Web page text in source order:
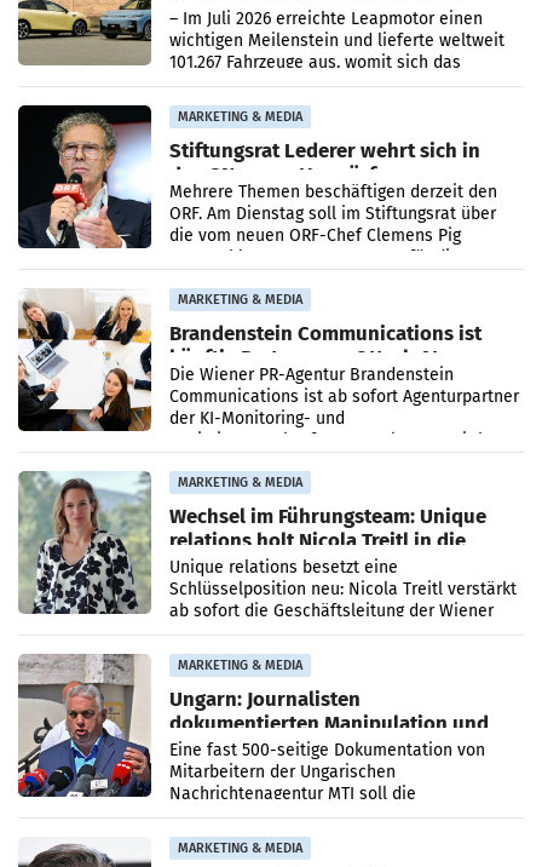
überschreitet die 100.000er-Marke
– Im Juli 2026 erreichte Leapmotor einen
wichtigen Meilenstein und lieferte weltweit
101.267 Fahrzeuge aus, womit sich das
Ergebnis gegenüber Juli 2025 mehr als
verdoppelte (+102
MARKETING & MEDIA
Stiftungsrat Lederer wehrt sich in
den SN gegen Vorwürfe
Mehrere Themen beschäftigen derzeit den
ORF. Am Dienstag soll im Stiftungsrat über
die vom neuen ORF-Chef Clemens Pig
vorgeschlagenen Besetzungen für die
MARKETING & MEDIA
Brandenstein Communications ist
künftig Partner von OtterlyAI
Die Wiener PR-Agentur Brandenstein
Communications ist ab sofort Agenturpartner
der KI-Monitoring- und
Optimierungsplattform OtterlyAI. Damit baut
MARKETING & MEDIA
Wechsel im Führungsteam: Unique
relations holt Nicola Treitl in die
Geschäftsleitung
Unique relations besetzt eine
Schlüsselposition neu: Nicola Treitl verstärkt
ab sofort die Geschäftsleitung der Wiener
PR-Agentur an der Seite von Josef Kalina und
Anna Kalina-Mahr.
MARKETING & MEDIA
Ungarn: Journalisten
dokumentierten Manipulation und
Zensur
Eine fast 500-seitige Dokumentation von
Mitarbeitern der Ungarischen
Nachrichtenagentur MTI soll die
systematische Nachrichten-Manipulation und
Zensur bei der Agentur während der Zeit
MARKETING & MEDIA